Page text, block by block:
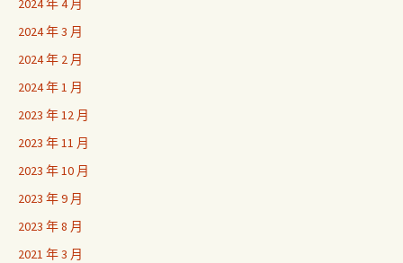
2024 年 3 月
2024 年 2 月
2024 年 1 月
2023 年 12 月
2023 年 11 月
2023 年 10 月
2023 年 9 月
2023 年 8 月
2021 年 3 月